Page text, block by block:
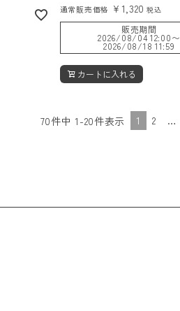
通常販売価格 ¥ 1,320 税込
販売期間
2026/08/04 12:00〜
2026/08/18 11:59
カートに入れる
70件中 1 -20件表示 1 2 …